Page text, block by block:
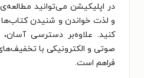
در اپلیکیشن می‌توانید
و لذت خواندن و شنیدن
کنید. علاوه‌بر دسترسی آسان،
صوتی و الکترونیکی با
فراهم است.